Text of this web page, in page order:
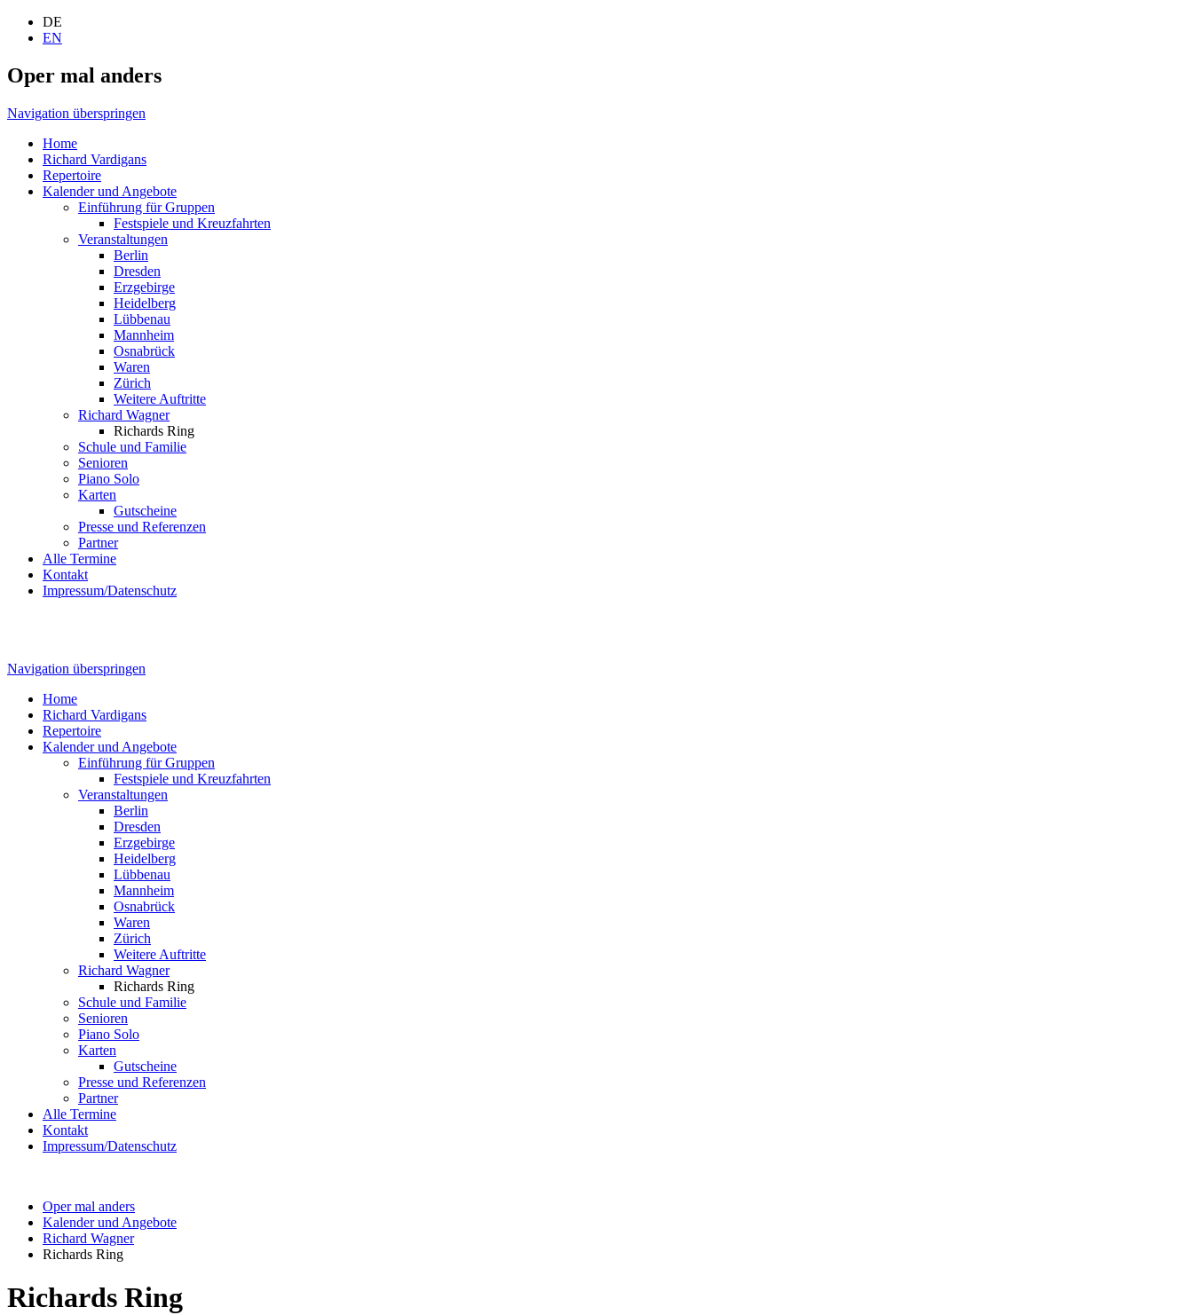
DE
EN
Oper mal anders
Navigation überspringen
Home
Richard Vardigans
Repertoire
Kalender und Angebote
Einführung für Gruppen
Festspiele und Kreuzfahrten
Veranstaltungen
Berlin
Dresden
Erzgebirge
Heidelberg
Lübbenau
Mannheim
Osnabrück
Waren
Zürich
Weitere Auftritte
Richard Wagner
Richards Ring
Schule und Familie
Senioren
Piano Solo
Karten
Gutscheine
Presse und Referenzen
Partner
Alle Termine
Kontakt
Impressum/Datenschutz
Navigation überspringen
Home
Richard Vardigans
Repertoire
Kalender und Angebote
Einführung für Gruppen
Festspiele und Kreuzfahrten
Veranstaltungen
Berlin
Dresden
Erzgebirge
Heidelberg
Lübbenau
Mannheim
Osnabrück
Waren
Zürich
Weitere Auftritte
Richard Wagner
Richards Ring
Schule und Familie
Senioren
Piano Solo
Karten
Gutscheine
Presse und Referenzen
Partner
Alle Termine
Kontakt
Impressum/Datenschutz
Oper mal anders
Kalender und Angebote
Richard Wagner
Richards Ring
Richards Ring